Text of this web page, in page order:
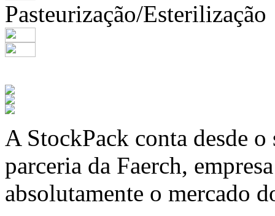
Pasteurização/Esterilização
A StockPack conta desde
parceria da Faerch,
absolutamente o mercado